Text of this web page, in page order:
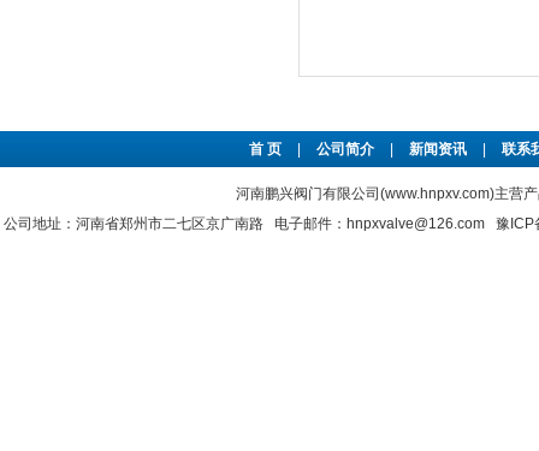
首 页 公司简介 新闻资讯 联系
河南鹏兴阀门有限公司(www.hnpxv.com)主营
公司地址：河南省郑州市二七区京广南路 电子邮件：hnpxvalve@126.com 豫ICP